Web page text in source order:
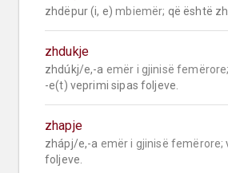
zhdëpur (i, e) mbiemër; që është
zhdukje
zhdúkj/e,-a emër i gjinisë femërore;
-e(t) veprimi sipas foljeve.
zhapje
zhápj/e,-a emër i gjinisë femërore;
foljeve.